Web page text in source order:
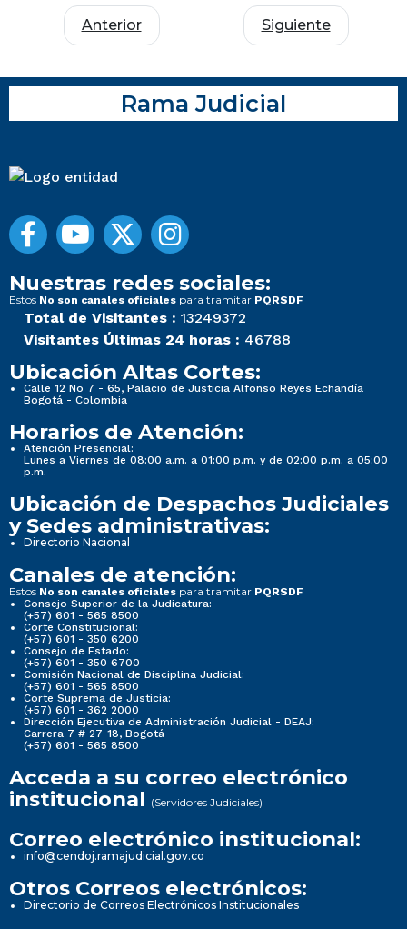
Anterior Siguiente
Rama Judicial
Nuestras redes sociales:
Estos No son canales oficiales para tramitar PQRSDF
Total de Visitantes : 13249372
Visitantes Últimas 24 horas : 46788
Ubicación Altas Cortes:
Calle 12 No 7 - 65, Palacio de Justicia Alfonso Reyes Echandía
Bogotá - Colombia
Horarios de Atención:
Atención Presencial:
Lunes a Viernes de 08:00 a.m. a 01:00 p.m. y de 02:00 p.m. a 05:00
p.m.
Ubicación de Despachos Judiciales
y Sedes administrativas:
Directorio Nacional
Canales de atención:
Estos No son canales oficiales para tramitar PQRSDF
Consejo Superior de la Judicatura:
(+57) 601 - 565 8500
Corte Constitucional:
(+57) 601 - 350 6200
Consejo de Estado:
(+57) 601 - 350 6700
Comisión Nacional de Disciplina Judicial:
(+57) 601 - 565 8500
Corte Suprema de Justicia:
(+57) 601 - 362 2000
Dirección Ejecutiva de Administración Judicial - DEAJ:
Carrera 7 # 27-18, Bogotá
(+57) 601 - 565 8500
Acceda a su correo electrónico
institucional (Servidores Judiciales)
Correo electrónico institucional:
info@cendoj.ramajudicial.gov.co
Otros Correos electrónicos:
Directorio de Correos Electrónicos Institucionales